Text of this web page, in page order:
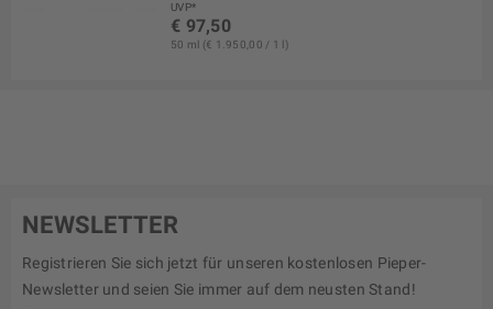
UVP*
€ 97,50
50 ml (€ 1.950,00 / 1 l)
NEWSLETTER
Registrieren Sie sich jetzt für unseren kostenlosen Pieper-
Newsletter und seien Sie immer auf dem neusten Stand!